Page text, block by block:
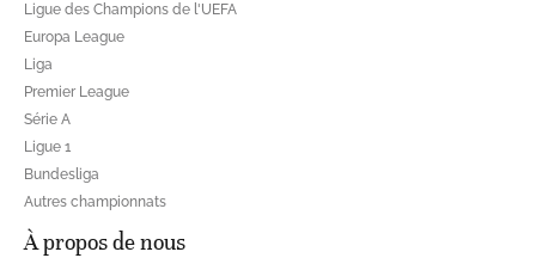
Ligue des Champions de l'UEFA
Europa League
Liga
Premier League
Série A
Ligue 1
Bundesliga
Autres championnats
À propos de nous